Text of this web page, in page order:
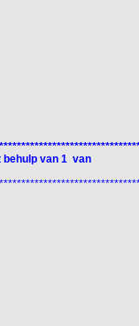
behulp van 1 van